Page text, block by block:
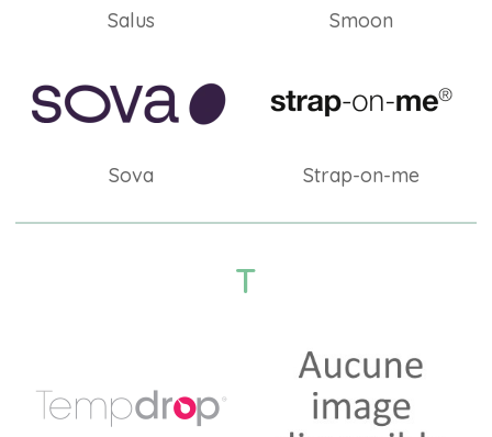
Salus Smoon
Sova Strap-on-me
T